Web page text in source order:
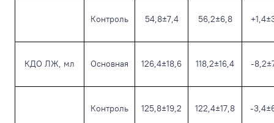
Контроль 54,8±7,4 56,2±6,8
КДО ЛЖ, мл Основная 126,4±18,6 118,2±16,4 -
Контроль 125,8±19,2 122,4±17,8 -